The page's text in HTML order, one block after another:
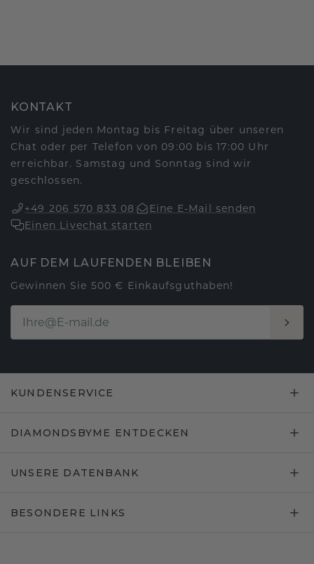
KONTAKT
Wir sind jeden Montag bis Freitag über unseren
Chat oder per Telefon von 09:00 bis 17:00 Uhr
erreichbar. Samstag und Sonntag sind wir
geschlossen.
+49 206 570 833 08
Eine E-Mail senden
Einen Livechat starten
AUF DEM LAUFENDEN BLEIBEN
Gewinnen Sie 500 € Einkaufsguthaben!
KUNDENSERVICE
DIAMONDSBYME ENTDECKEN
UNSERE DATENBANK
BESONDERE LINKS